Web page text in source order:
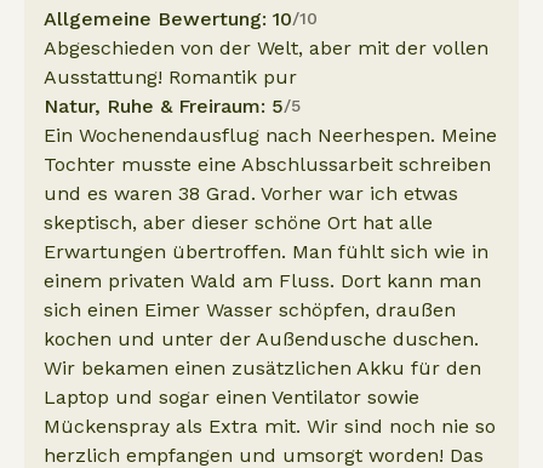
Allgemeine Bewertung: 10/10
Abgeschieden von der Welt, aber mit der vollen
Ausstattung! Romantik pur
Natur, Ruhe & Freiraum: 5/5
Ein Wochenendausflug nach Neerhespen. Meine
Tochter musste eine Abschlussarbeit schreiben
und es waren 38 Grad. Vorher war ich etwas
skeptisch, aber dieser schöne Ort hat alle
Erwartungen übertroffen. Man fühlt sich wie in
einem privaten Wald am Fluss. Dort kann man
sich einen Eimer Wasser schöpfen, draußen
kochen und unter der Außendusche duschen.
Wir bekamen einen zusätzlichen Akku für den
Laptop und sogar einen Ventilator sowie
Mückenspray als Extra mit. Wir sind noch nie so
herzlich empfangen und umsorgt worden! Das